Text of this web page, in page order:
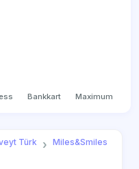
Bankkart Maximum
Türk
Miles&Smiles